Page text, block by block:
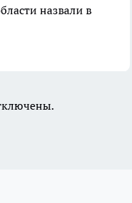
назвали в